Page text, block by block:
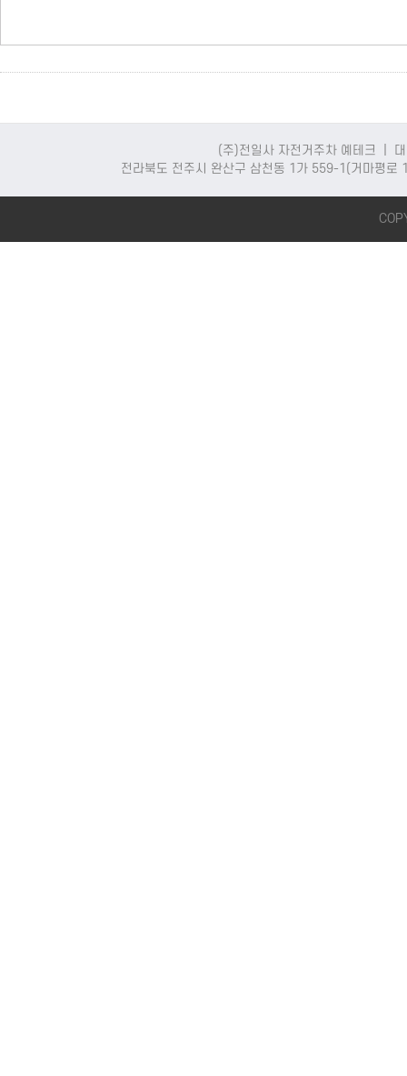
(주)전일사 자전거주차 예테크 |
전라북도 전주시 완산구 삼천동 1가 559-1(거마